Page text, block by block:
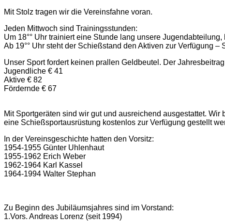
Mit Stolz tragen wir die Vereinsfahne voran.
Jeden Mittwoch sind Trainingsstunden:
Um 18°° Uhr trainiert eine Stunde lang unsere
Ab 19°° Uhr steht der Schießstand den Aktiven zur Verfügung
Unser Sport fordert keinen prallen Geldbeutel. Der
Jugendliche € 41
Aktive € 82
Fördernde € 67
Mit Sportgeräten sind wir gut und ausreichend ausgestattet.
eine Schießsportausrüstung kostenlos zur Verfügung gestellt
In der Vereinsgeschichte hatten den Vorsitz:
1954-1955 Günter Uhlenhaut
1955-1962 Erich Weber
1962-1964 Karl Kassel
1964-1994 Walter Stephan
Zu Beginn des Jubiläumsjahres sind im Vorstand:
1.Vors. Andreas Lorenz (seit 1994)